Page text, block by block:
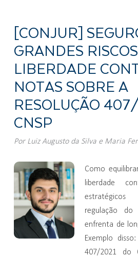
[CONJUR]
GRANDES
LIBERDADE
NOTAS SOBRE A
RESOLUÇÃO
CNSP
Por Luiz Augusto da Silva e Maria
Como
liberdade
regulação do
enfrenta de
Exemplo
407/2021 do